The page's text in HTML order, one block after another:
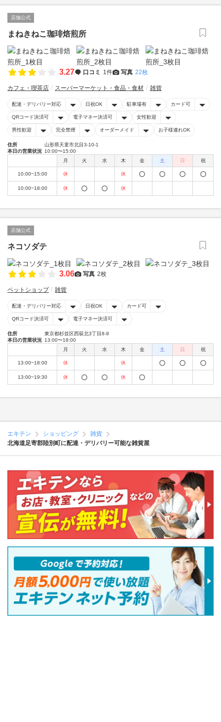
店舗公式
まねきねこ珈琲焙煎所
3.27 口コミ 1件 写真 22枚
カフェ・喫茶店 スーパーマーケット・食品・食材 雑貨
配達・デリバリー対応 日祝OK 駐車場有 カード可
QRコード決済可 電子マネー決済可 女性歓迎
男性歓迎 完全禁煙 オーダーメイド お子様連れOK
住所
山形県天童市北目3-10-1
本日の営業状況 10:00〜15:00
月
火 水 木 金 土 日 祝
10:00~15:00 休 休
10:00~18:00 休 休
店舗公式
ネコソダテ
3.06 写真 2枚
ペットショップ 雑貨
配達・デリバリー対応 日祝OK カード可
QRコード決済可 電子マネー決済可
住所
東京都杉並区西荻北3丁目8-9
本日の営業状況 13:00〜18:00
月
火 水 木 金 土 日 祝
13:00~18:00 休 休
13:00~19:30 休 休
エキテン ショッピング
雑貨
北海道足寄郡陸別町に配達・デリバリー可能な雑貨屋